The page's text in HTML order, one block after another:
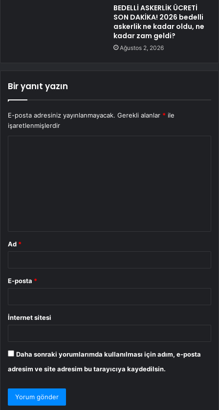
BEDELLİ ASKERLİK ÜCRETİ
SON DAKİKA! 2026 bedelli
askerlik ne kadar oldu, ne
kadar zam geldi?
Ağustos 2, 2026
Bir yanıt yazın
E-posta adresiniz yayınlanmayacak. Gerekli alanlar * ile
işaretlenmişlerdir
Ad *
E-posta *
İnternet sitesi
Daha sonraki yorumlarımda kullanılması için adım, e-posta
adresim ve site adresim bu tarayıcıya kaydedilsin.